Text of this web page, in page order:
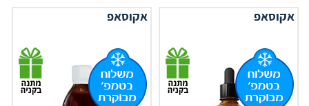
אקוסאפ אקוסאפ